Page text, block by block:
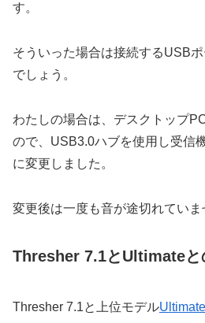
す。
そういった場合は接続するUSB
でしょう。
わたしの場合は、デスクトップ
ので、USB3.0ハブを使用し受信
に変更しました。
変更後は一度も音が途切れていま
Thresher 7.1とUltimateと
Thresher 7.1と上位モデルUltimate